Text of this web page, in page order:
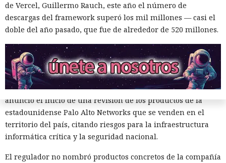
tecnológicas chinas por parte de las autoridades
estadounidenses hace tiempo que son noticia habitual —
ahora un escenario similarse está desarrollandoen sentido
inverso. La Administración del Ciberespacio de China
anunció el inicio de una revisión de los productos de la
estadounidense Palo Alto Networks que se venden en el
territorio del país, citando riesgos para la infraestructura
informática crítica y la seguridad nacional.
El regulador no nombró productos concretos de la compañía
de Vercel, Guillermo Rauch, este año el número de
descargas del framework superó los mil millones — casi el
doble del año pasado, que fue de alrededor de 520 millones.